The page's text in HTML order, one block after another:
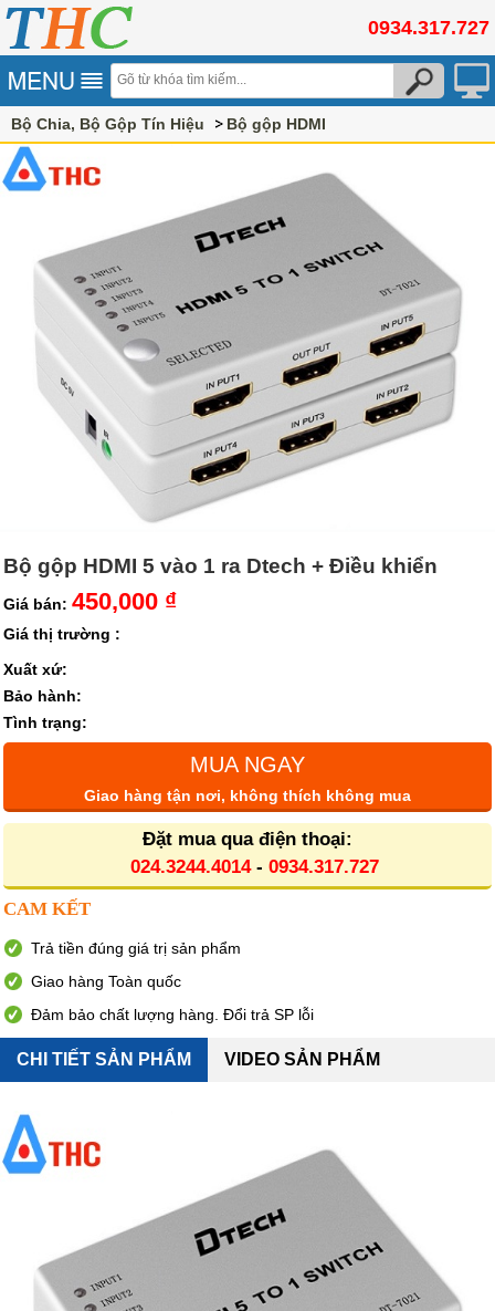
0934.317.727
Bộ Chia, Bộ Gộp Tín Hiệu Bộ gộp HDMI
Bộ gộp HDMI 5 vào 1 ra Dtech + Điều khiển
Giá bán: 450,000 ₫
Giá thị trường :
Xuất xứ:
Bảo hành:
Tình trạng:
MUA NGAY
Giao hàng tận nơi, không thích không mua
Đặt mua qua điện thoại:
024.3244.4014- 0934.317.727
CAM KẾT
Trả tiền đúng giá trị sản phẩm
Giao hàng Toàn quốc
Đảm bảo chất lượng hàng. Đổi trả SP lỗi
CHI TIẾT SẢN PHẨM VIDEO SẢN PHẨM